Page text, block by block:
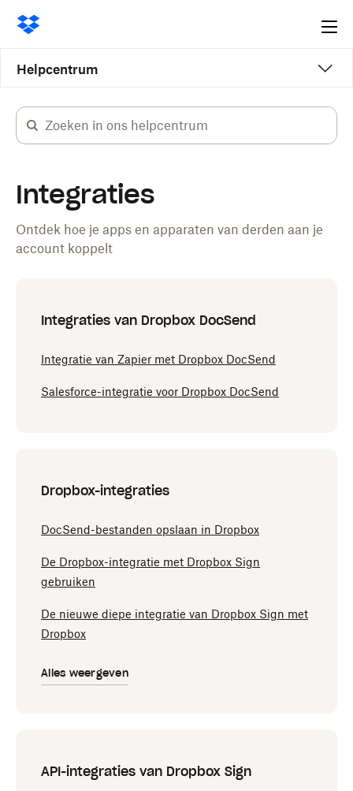
Helpcentrum
Integraties
Ontdek hoe je apps en apparaten van derden aan je
account koppelt
Integraties van Dropbox DocSend
Integratie van Zapier met Dropbox DocSend
Salesforce-integratie voor Dropbox DocSend
Dropbox-integraties
DocSend-bestanden opslaan in Dropbox
De Dropbox-integratie met Dropbox Sign
gebruiken
De nieuwe diepe integratie van Dropbox Sign met
Dropbox
Alles weergeven
API-integraties van Dropbox Sign